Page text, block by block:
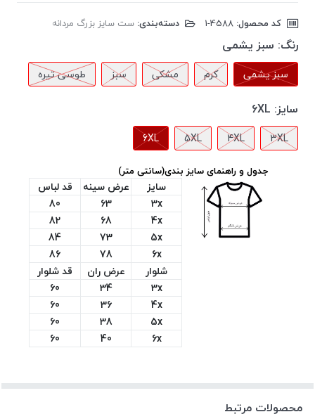
کد محصول: دسته‌بندی: ست سایز بزرگ مردانه
رنگ: سبز یشمی
سبز یشمی کرم مشکی سبز طوسی تیره
سایز: 6XL
3XL
4XL
5XL
6XL
جدول و راهنمای سایز بندی(سانتی متر)
سایز عرض سینه
قد لباس
3x
63
80
4x
68
82
5x
73
84
6x
78
86
شلوار
عرض ران
قد شلوار
3x
34
60
4x
36
60
5x
38
60
6x
40
60
محصولات مرتبط